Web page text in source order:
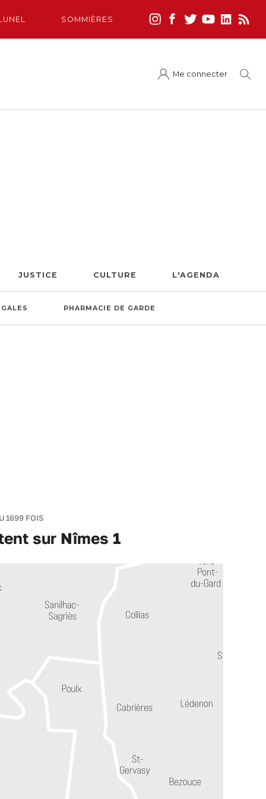
SOMMIÈRES
Me connecter
JUSTICE CULTURE L'AGENDA
PHARMACIE DE GARDE
1699 FOIS
sur Nîmes 1